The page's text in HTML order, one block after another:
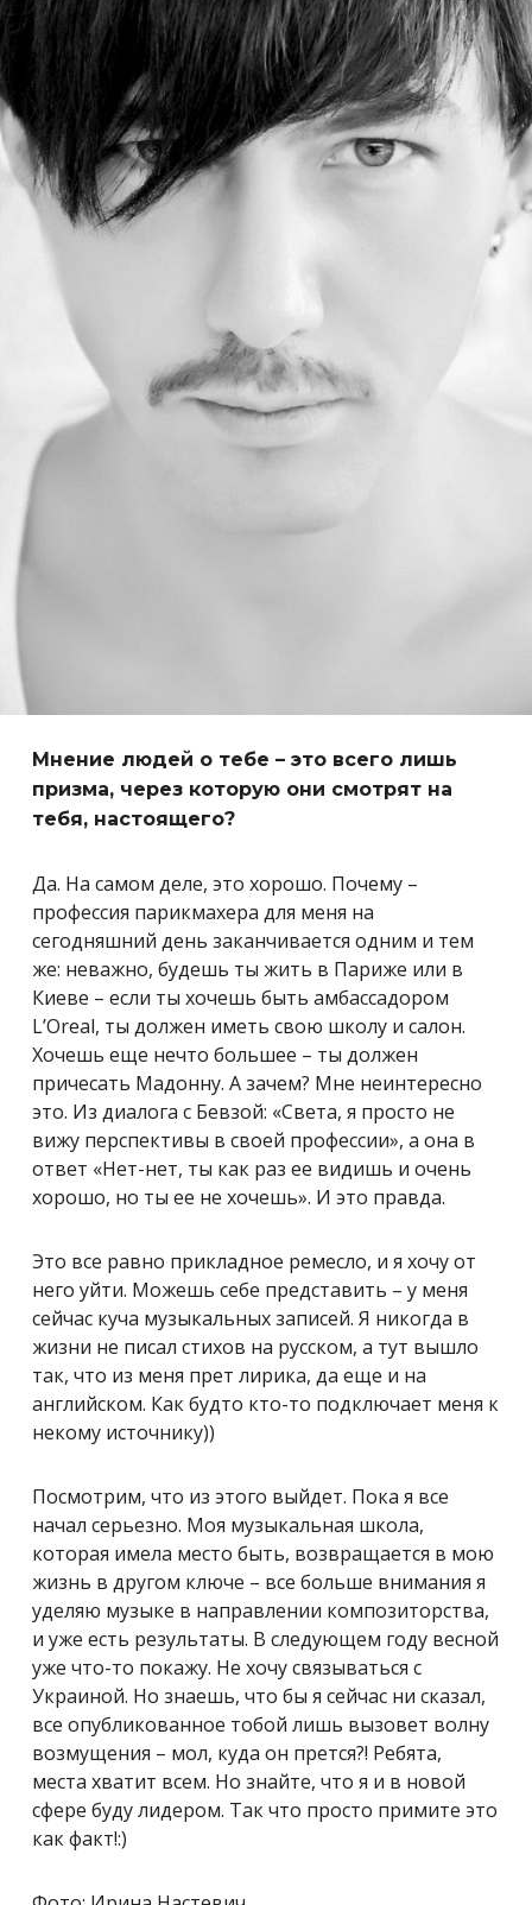
Мнение людей о тебе – это всего лишь
призма, через которую они смотрят на
тебя, настоящего?
Да. На самом деле, это хорошо. Почему –
профессия парикмахера для меня на
сегодняшний день заканчивается одним и тем
же: неважно, будешь ты жить в Париже или в
Киеве – если ты хочешь быть амбассадором
L’Oreal, ты должен иметь свою школу и салон.
Хочешь еще нечто большее – ты должен
причесать Мадонну. А зачем? Мне неинтересно
это. Из диалога с Бевзой: «Света, я просто не
вижу перспективы в своей профессии», а она в
ответ «Нет-нет, ты как раз ее видишь и очень
хорошо, но ты ее не хочешь». И это правда.
Это все равно прикладное ремесло, и я хочу от
него уйти. Можешь себе представить – у меня
сейчас куча музыкальных записей. Я никогда в
жизни не писал стихов на русском, а тут вышло
так, что из меня прет лирика, да еще и на
английском. Как будто кто-то подключает меня к
некому источнику))
Посмотрим, что из этого выйдет. Пока я все
начал серьезно. Моя музыкальная школа,
которая имела место быть, возвращается в мою
жизнь в другом ключе – все больше внимания я
уделяю музыке в направлении композиторства,
и уже есть результаты. В следующем году весной
уже что-то покажу. Не хочу связываться с
Украиной. Но знаешь, что бы я сейчас ни сказал,
все опубликованное тобой лишь вызовет волну
возмущения – мол, куда он прется?! Ребята,
места хватит всем. Но знайте, что я и в новой
сфере буду лидером. Так что просто примите это
как факт!:)